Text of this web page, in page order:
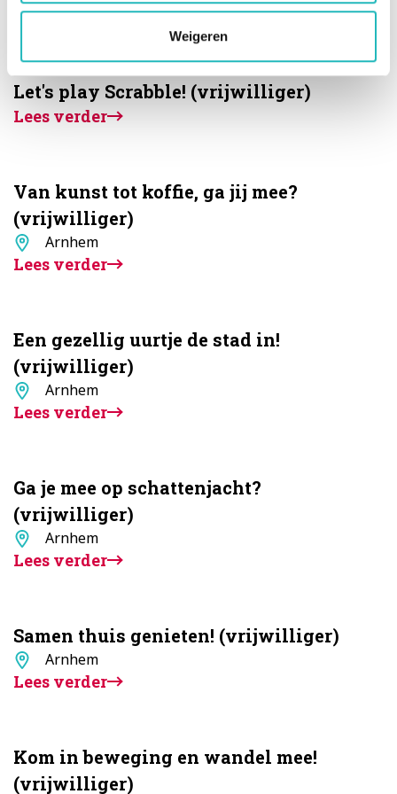
Weigeren
Lees verder
Let's play Scrabble! (vrijwilliger)
Lees verder
Van kunst tot koffie, ga jij mee?
(vrijwilliger)
Standplaats
Arnhem
Lees verder
Een gezellig uurtje de stad in!
(vrijwilliger)
Standplaats
Arnhem
Lees verder
Ga je mee op schattenjacht?
(vrijwilliger)
Standplaats
Arnhem
Lees verder
Samen thuis genieten! (vrijwilliger)
Standplaats
Arnhem
Lees verder
Kom in beweging en wandel mee!
(vrijwilliger)